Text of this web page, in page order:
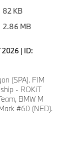
82 KB
2.86 MB
| ID:
(SPA). FIM
- ROKiT
BMW M
#60 (NED).